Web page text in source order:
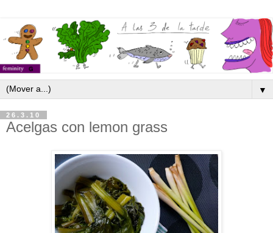
▼
26.3.10
Acelgas con lemon grass